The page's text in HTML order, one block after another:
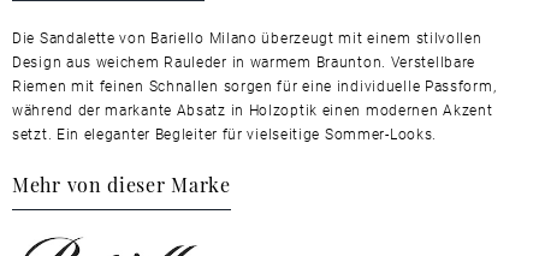
Die Sandalette von Bariello Milano überzeugt mit einem stilvollen
Design aus weichem Rauleder in warmem Braunton. Verstellbare
Riemen mit feinen Schnallen sorgen für eine individuelle Passform,
während der markante Absatz in Holzoptik einen modernen Akzent
setzt. Ein eleganter Begleiter für vielseitige Sommer-Looks.
Mehr von dieser Marke